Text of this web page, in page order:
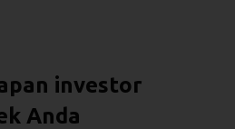
investor
Anda